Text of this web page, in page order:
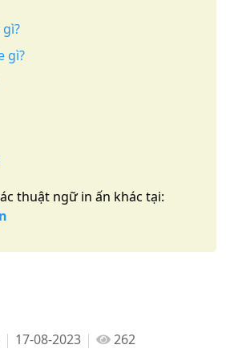
gì?
thuật ngữ in ấn khác tại:
17-08-2023 262